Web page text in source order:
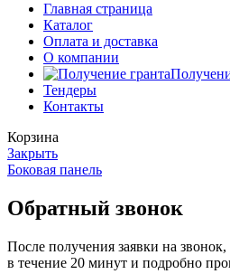
Главная страница
Каталог
Оплата и доставка
О компании
Тендеры
Контакты
Корзина
Закрыть
Боковая панель
Обратный звонок
После получения заявки на
в течение 20 минут и подробно